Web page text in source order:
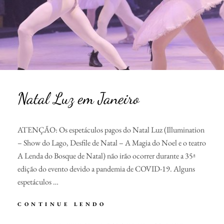
Natal Luz em Janeiro
ATENÇÃO: Os espetáculos pagos do Natal Luz (Illumination
– Show do Lago, Desfile de Natal – A Magia do Noel e o teatro
A Lenda do Bosque de Natal) não irão ocorrer durante a 35ª
edição do evento devido a pandemia de COVID-19. Alguns
espetáculos …
CONTINUE LENDO